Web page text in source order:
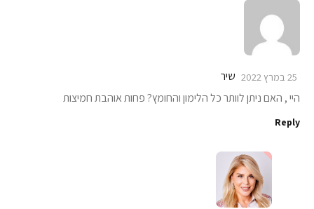
שיר 25 במרץ 2022
היי , האם ניתן לוותר כל הלימון והחומץ? פחות אוהבת חמיצות
Reply